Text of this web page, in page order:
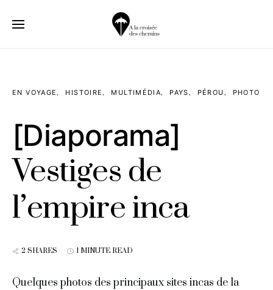
EN VOYAGE HISTOIRE MULTIMÉDIA PAYS PÉROU PHOTO
[Diaporama]
Vestiges de
l’empire inca
2 SHARES 1 MINUTE READ
Quelques photos des principaux sites incas de la